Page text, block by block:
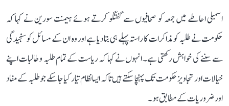
اسمبلی احاطے میں جمعہ کو صحافیوں سے گفتگو کرتے ہوئے ہیمنت سورین نے کہا کہ
حکومت نے طلبہ کو مذاکرات کا راستہ پہلے ہی بتا دیا ہے اور وہ ان کے مسائل کو سنجیدگی
سے سننے کی خواہش رکھتی ہے۔ انہوں نے کہا کہ ریاست کے تمام طلبہ و طالبات اپنے
خیالات اور تجاویز حکومت تک پہنچا سکتے ہیں تاکہ ایسا نظام تیار کیا جا سکے جو طلبہ کے مفاد
اور ضروریات کے مطابق ہو۔